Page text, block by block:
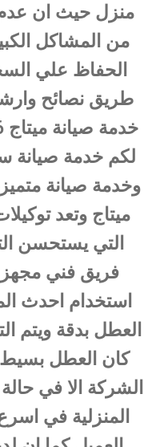
منزل حيث ان عدم
من المشاكل
الحفاظ علي
طريق نصائح
لكم خدمة صيانة
وخدمة صيانة
ميتاج وتعد
التي يستحسن
فريق فني مجهز
استخدام احدث
العطل بدقة ويتم
كان العطل بسيط
الشركة الا في
المنزلية في